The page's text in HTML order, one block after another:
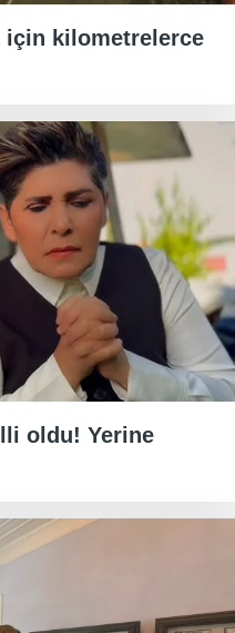
için kilometrelerce
oldu! Yerine